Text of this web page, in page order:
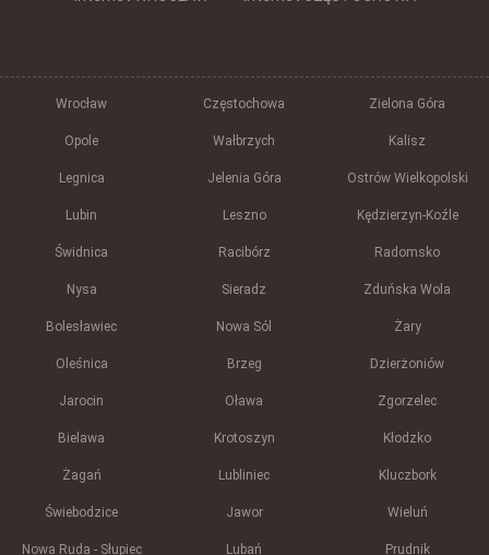
Wrocław Częstochowa Zielona Góra
Opole Wałbrzych Kalisz
Legnica Jelenia Góra Ostrów Wielkopolski
Lubin Leszno Kędzierzyn-Koźle
Świdnica Racibórz Radomsko
Nysa Sieradz Zduńska Wola
Bolesławiec Nowa Sól Żary
Oleśnica Brzeg Dzierżoniów
Jarocin Oława Zgorzelec
Bielawa Krotoszyn Kłodzko
Żagań Lubliniec Kluczbork
Świebodzice Jawor Wieluń
Nowa Ruda - Słupiec Lubań Prudnik